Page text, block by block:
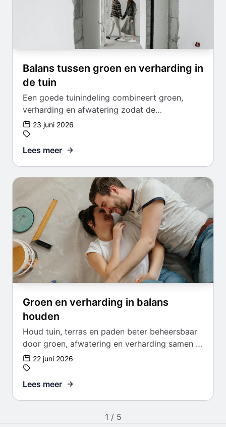
Balans tussen groen en verharding in
de tuin
Een goede tuinindeling combineert groen,
verharding en afwatering zodat de
buitenruimte mooi en onderhoudbaar blijft.
23 juni 2026
Lees meer
Groen en verharding in balans
houden
Houd tuin, terras en paden beter beheersbaar
door groen, afwatering en verharding samen te
onderhouden.
22 juni 2026
Lees meer
1 / 5